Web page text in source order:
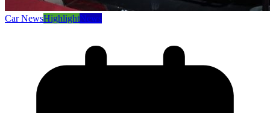
Car NewsHighlightNews